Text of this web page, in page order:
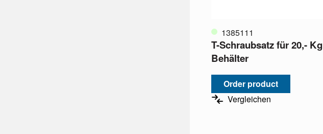
1385111
T-Schraubsatz für 20,- Kg
Behälter
Order product
Vergleichen